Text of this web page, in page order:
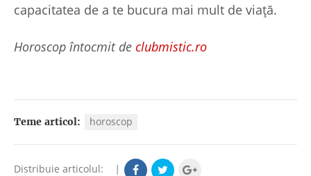
capacitatea de a te bucura mai mult de viață.
Horoscop întocmit de clubmistic.ro
Teme articol: horoscop
Distribuie articolul: |